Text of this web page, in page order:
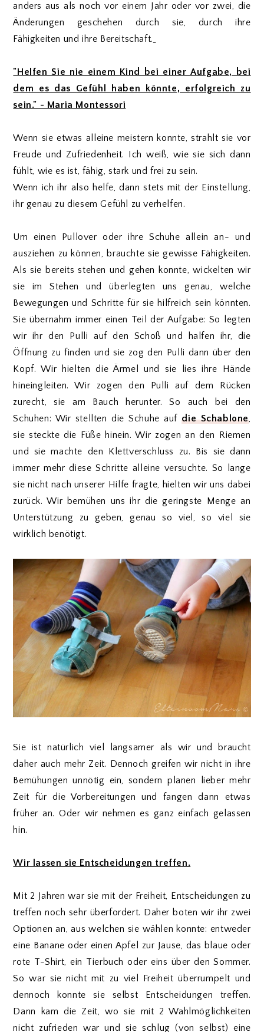
anders aus als noch vor einem Jahr oder vor zwei, die
Änderungen geschehen durch sie, durch ihre
Fähigkeiten und ihre Bereitschaft.
"Helfen Sie nie einem Kind bei einer Aufgabe, bei
dem es das Gefühl haben könnte, erfolgreich zu
sein." - Maria Montessori
Wenn sie etwas alleine meistern konnte, strahlt sie vor
Freude und Zufriedenheit. Ich weiß, wie sie sich dann
fühlt, wie es ist, fähig, stark und frei zu sein.
Wenn ich ihr also helfe, dann stets mit der Einstellung,
ihr genau zu diesem Gefühl zu verhelfen.
Um einen Pullover oder ihre Schuhe allein an- und
ausziehen zu können, brauchte sie gewisse Fähigkeiten.
Als sie bereits stehen und gehen konnte, wickelten wir
sie im Stehen und überlegten uns genau, welche
Bewegungen und Schritte für sie hilfreich sein könnten.
Sie übernahm immer einen Teil der Aufgabe: So legten
wir ihr den Pulli auf den Schoß und halfen ihr, die
Öffnung zu finden und sie zog den Pulli dann über den
Kopf. Wir hielten die Ärmel und sie lies ihre Hände
hineingleiten. Wir zogen den Pulli auf dem Rücken
zurecht, sie am Bauch herunter. So auch bei den
Schuhen: Wir stellten die Schuhe aufdie Schablone,
sie steckte die Füße hinein. Wir zogen an den Riemen
und sie machte den Klettverschluss zu. Bis sie dann
immer mehr diese Schritte alleine versuchte. So lange
sie nicht nach unserer Hilfe fragte, hielten wir uns dabei
zurück. Wir bemühen uns ihr die geringste Menge an
Unterstützung zu geben, genau so viel, so viel sie
wirklich benötigt.
Sie ist natürlich viel langsamer als wir und braucht
daher auch mehr Zeit. Dennoch greifen wir nicht in ihre
Bemühungen unnötig ein, sondern planen lieber mehr
Zeit für die Vorbereitungen und fangen dann etwas
früher an. Oder wir nehmen es ganz einfach gelassen
hin.
Wir lassen sie Entscheidungen treffen.
Mit 2 Jahren war sie mit der Freiheit, Entscheidungen zu
treffen noch sehr überfordert. Daher boten wir ihr zwei
Optionen an, aus welchen sie wählen konnte: entweder
eine Banane oder einen Apfel zur Jause, das blaue oder
rote T-Shirt, ein Tierbuch oder eins über den Sommer.
So war sie nicht mit zu viel Freiheit überrumpelt und
dennoch konnte sie selbst Entscheidungen treffen.
Dann kam die Zeit, wo sie mit 2 Wahlmöglichkeiten
nicht zufrieden war und sie schlug (von selbst) eine